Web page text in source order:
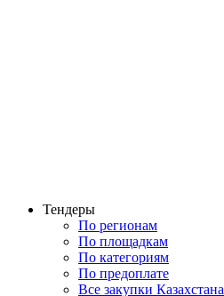
Тендеры
По регионам
По площадкам
По категориям
По предоплате
Все закупки Казахстана